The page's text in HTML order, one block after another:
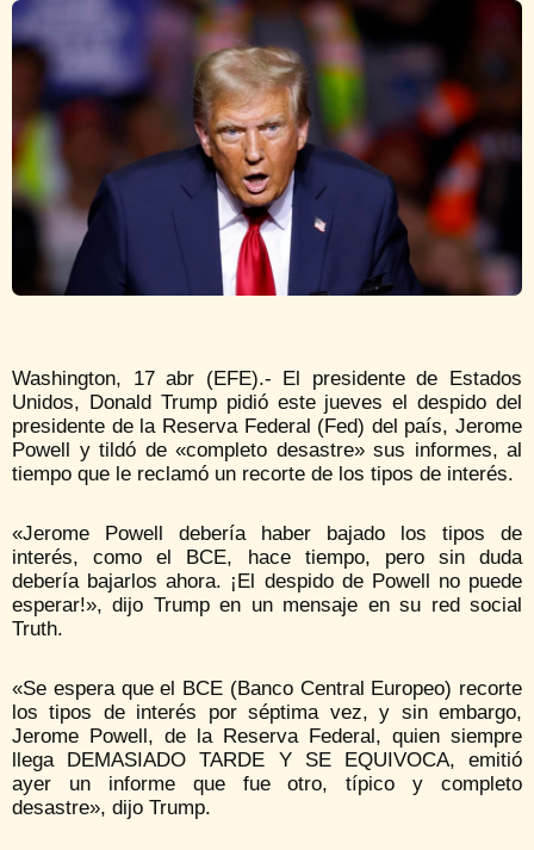
Washington, 17 abr (EFE).- El presidente de Estados
Unidos, Donald Trump pidió este jueves el despido del
presidente de la Reserva Federal (Fed) del país, Jerome
Powell y tildó de «completo desastre» sus informes, al
tiempo que le reclamó un recorte de los tipos de interés.
«Jerome Powell debería haber bajado los tipos de
interés, como el BCE, hace tiempo, pero sin duda
debería bajarlos ahora. ¡El despido de Powell no puede
esperar!», dijo Trump en un mensaje en su red social
Truth.
«Se espera que el BCE (Banco Central Europeo) recorte
los tipos de interés por séptima vez, y sin embargo,
Jerome Powell, de la Reserva Federal, quien siempre
llega DEMASIADO TARDE Y SE EQUIVOCA, emitió
ayer un informe que fue otro, típico y completo
desastre», dijo Trump.